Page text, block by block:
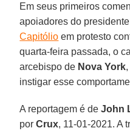
Em seus primeiros
apoiadores do presidente
Capitólio em protesto
quarta-feira passada, o
arcebispo de Nova York
instigar esse
A reportagem é deJohn
porCrux, 11-01-2021. A